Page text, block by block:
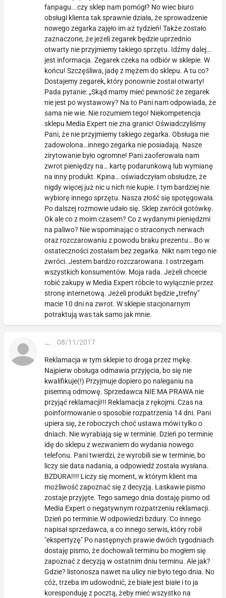
fanpagu...czy sklep nam pomógł? No wiec biuro
obsługi klienta tak sprawnie działa, że sprowadzenie
nowego zegarka zajęło im aż tydzień! Także zostało
zaznaczone, że jeżeli zegarek będzie uprzednio
otwarty nie przyjmiemy takiego sprzętu. Idźmy dalej…
jest informacja. Zegarek czeka na odbiór w sklepie. W
końcu! Szczęśliwa, jadę z mężem do sklepu. A tu co?
Dostajemy zegarek, który ponownie został otwarty!
Pada pytanie: „Skąd mamy mieć pewność że zegarek
nie jest po wystawowy? Na to Pani nam odpowiada, że
sama nie wie. Nie rozumiem tego! Niekompetencja
sklepu Media Expert nie zna granic! Oświadczyliśmy
Pani, że nie przyjmiemy takiego zegarka. Obsługa nie
zadowolona…innego zegarka nie posiadają. Nasze
zirytowanie było ogromne! Pani zaoferowała nam
zwrot pieniędzy na… kartę podarunkową lub wymianę
na inny produkt. Kpina… oświadczyłam obsłudze, że
nigdy więcej już nic u nich nie kupie. I tym bardziej nie
wybiorę innego sprzętu. Nasza złość się spotęgowała.
Po dalszej rozmowie udało się. Sklep zwrócił gotówkę.
Ok ale co z moim czasem? Co z wydanymi pieniędzmi
na paliwo? Nie wspominając o straconych nerwach
oraz rozczarowaniu z powodu braku prezentu… Bo w
ostateczności zostałam bez zegarka. Nikt nam tego nie
zwróci. Jestem bardzo rozczarowana. I ostrzegam
wszystkich konsumentów. Moja rada. Jeżeli chcecie
robić zakupy w Media Expert róbcie to wyłącznie przez
stronę internetową. Jeżeli produkt będzie „trefny”
macie 10 dni na zwrot. W sklepie stacjonarnym
potraktują was tak samo jak mnie.
... 08/11/2017
Reklamacja w tym sklepie to droga przez mękę.
Najpierw obsługa odmawia przyjęcia, bo się nie
kwalifikuje(!) Przyjmuje dopiero po naleganiu na
pisemną odmowę. Sprzedawca NIE MA PRAWA nie
przyjąć reklamacji!!! Reklamacja z rękojmi. Czas na
poinformowanie o sposobie rozpatrzenia 14 dni. Pani
upiera się, że roboczych choć ustawa mówi tylko o
dniach. Nie wyrabiają się w terminie. Dzień po terminie
idę do sklepu z wezwaniem do wydania nowego
telefonu. Pani twierdzi, że wyrobili sie w terminie, bo
liczy sie data nadania, a odpowiedź została wysłana.
BZDURA!!!! Liczy się moment, w którym klient ma
możliwość zapoznać się z decyzją. Łaskawie pismo
zostaje przyjęte. Tego samego dnia dostaję pismo od
Media Expert o negatywnym rozpatrzeniu reklamacji.
Dzień po terminie.W odpowiedzi bzdury. Co innego
napisał sprzedawca, a co innego serwis, który robił
"ekspertyzę" Po następnych prawie dwóch tygodniach
dostaję pismo, że dochowali terminu bo mogłem się
zapoznać z decyzją w ostatnim dniu terminu. Ale jak?
Gdzie? listonosza nawet na ulicy nie było tego dnia. No
cóż, trzeba im udowodnić, że białe jest białe i to ja
koresponduję z pocztą, żeby mieć wszystko na